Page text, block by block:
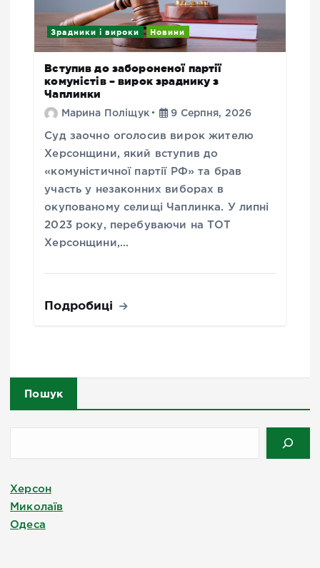
Зрадники і вироки Новини
Вступив до забороненої партії
комуністів – вирок зраднику з
Чаплинки
Марина Поліщук 9 Серпня, 2026
Суд заочно оголосив вирок жителю
Херсонщини, який вступив до
«комуністичної партії РФ» та брав
участь у незаконних виборах в
окупованому селищі Чаплинка. У липні
2023 року, перебуваючи на ТОТ
Херсонщини,…
Подробиці
Пошук
Херсон
Миколаїв
Одеса